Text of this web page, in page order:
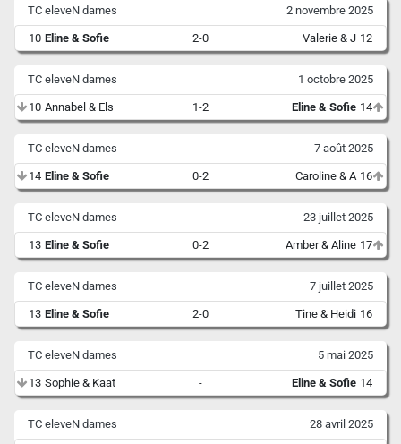
TC eleveN dames 2 novembre 2025
10 Eline & Sofie 2-0 Valerie & J 12
TC eleveN dames 1 octobre 2025
10 Annabel & Els 1-2 Eline & Sofie 14
TC eleveN dames 7 août 2025
14 Eline & Sofie 0-2 Caroline & A 16
TC eleveN dames 23 juillet 2025
13 Eline & Sofie 0-2 Amber & Aline 17
TC eleveN dames 7 juillet 2025
13 Eline & Sofie 2-0 Tine & Heidi 16
TC eleveN dames 5 mai 2025
13 Sophie & Kaat - Eline & Sofie 14
TC eleveN dames 28 avril 2025